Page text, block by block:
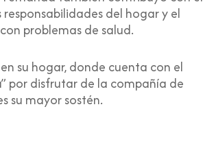
del hogar y el
problemas de salud.
su hogar, donde cuenta con el
por disfrutar de la compañía de
su mayor sostén.